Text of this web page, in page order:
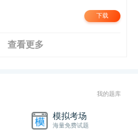
下载
查看更多
我的题库
模拟考场
海量免费试题